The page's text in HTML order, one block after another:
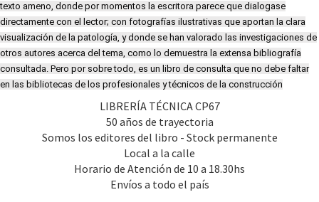
texto ameno, donde por momentos la escritora parece que dialogase
directamente con el lector; con fotografías ilustrativas que aportan la clara
visualización de la patología, y donde se han valorado las investigaciones de
otros autores acerca del tema, como lo demuestra la extensa bibliografía
consultada. Pero por sobre todo, es un libro de consulta que no debe faltar
en las bibliotecas de los profesionales y técnicos de la construcción
LIBRERÍA TÉCNICA CP67
50 años de trayectoria
Somos los editores del libro - Stock permanente
Local a la calle
Horario de Atención de 10 a 18.30hs
Envíos a todo el país